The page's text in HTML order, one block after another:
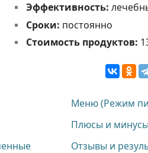
Эффективность:
Сроки: постоянно
Стоимость продуктов:
Меню (Режим
Плюсы и минусы
Отзывы и